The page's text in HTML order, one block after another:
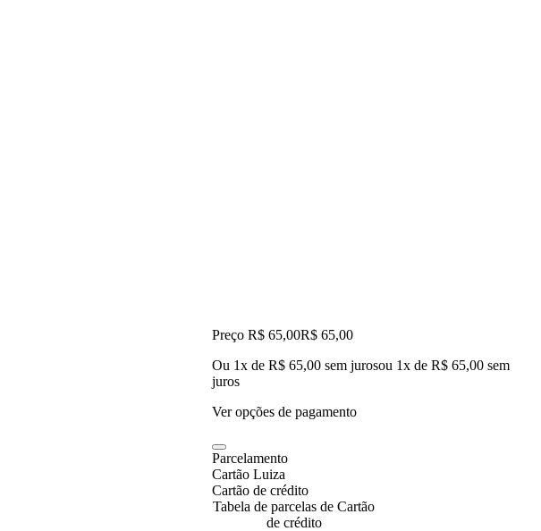
Preço R$ 65,00R$ 65,00
Ou 1x de R$ 65,00 sem jurosou 1x de R$ 65,00 sem
juros
Ver opções de pagamento
Parcelamento
Cartão Luiza
Cartão de crédito
Tabela de parcelas de Cartão
de crédito